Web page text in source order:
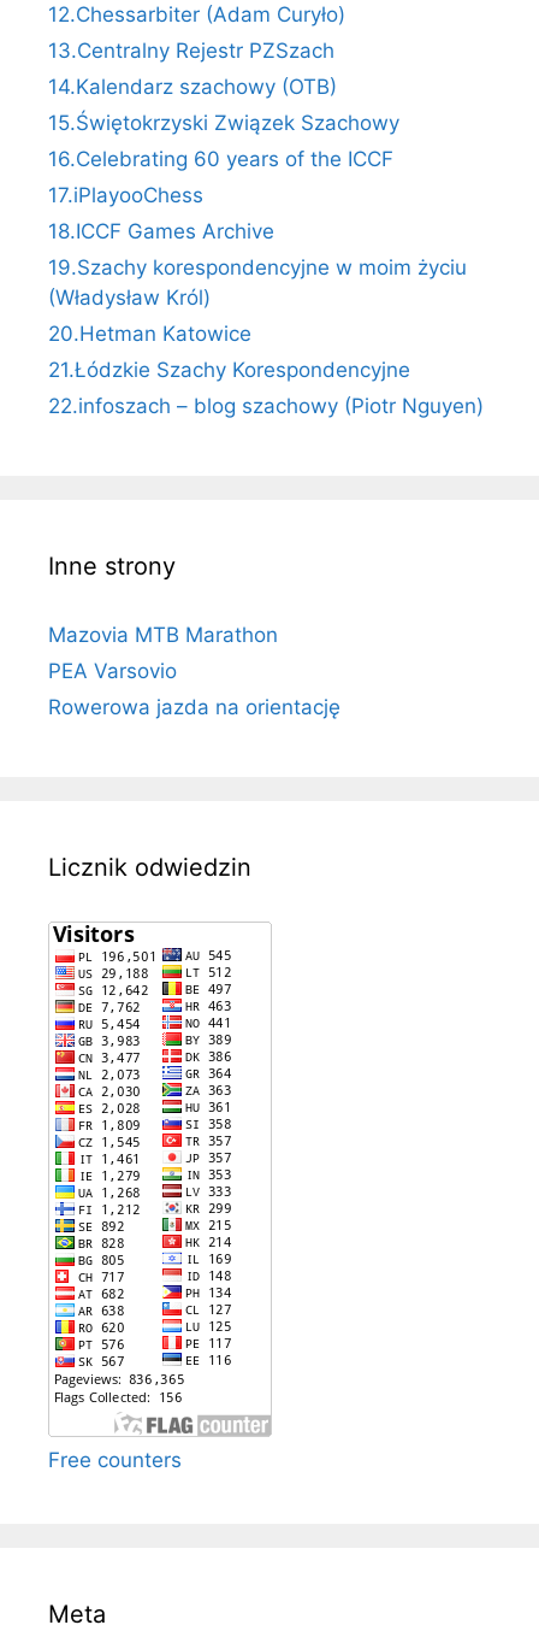
12.Chessarbiter (Adam Curyło)
13.Centralny Rejestr PZSzach
14.Kalendarz szachowy (OTB)
15.Świętokrzyski Związek Szachowy
16.Celebrating 60 years of the ICCF
17.iPlayooChess
18.ICCF Games Archive
19.Szachy korespondencyjne w moim życiu
(Władysław Król)
20.Hetman Katowice
21.Łódzkie Szachy Korespondencyjne
22.infoszach – blog szachowy (Piotr Nguyen)
Inne strony
Mazovia MTB Marathon
PEA Varsovio
Rowerowa jazda na orientację
Licznik odwiedzin
Free counters
Meta